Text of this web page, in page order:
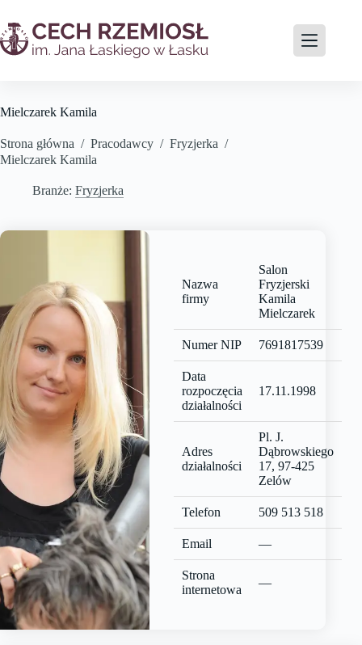
Mielczarek Kamila
Strona główna / Pracodawcy / Fryzjerka /
Mielczarek Kamila
Branże: Fryzjerka
Nazwa
firmy
Salon
Fryzjerski
Kamila
Mielczarek
Numer NIP 7691817539
Data
rozpoczęcia
działalności
17.11.1998
Adres
działalności
Pl. J.
Dąbrowskiego
17, 97-425
Zelów
Telefon 509 513 518
Email —
Strona
internetowa
—